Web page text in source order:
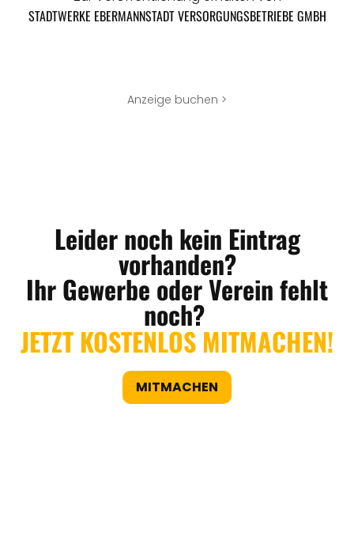
STADTWERKE EBERMANNSTADT VERSORGUNGSBETRIEBE GMBH
Anzeige buchen >
Leider noch kein Eintrag
vorhanden?
Ihr Gewerbe oder Verein fehlt
noch?
JETZT KOSTENLOS MITMACHEN!
MITMACHEN